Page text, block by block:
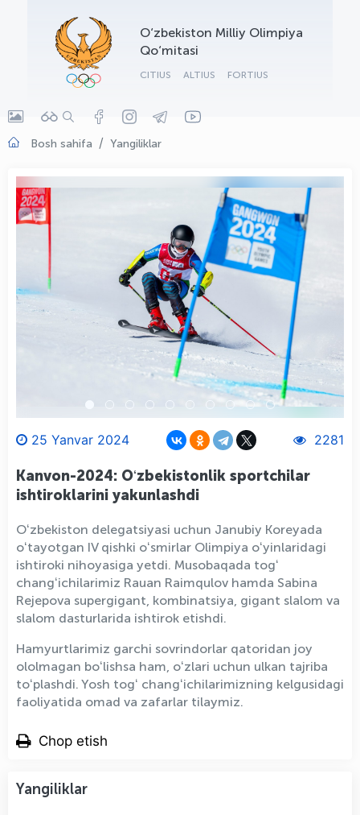
O‘zbekiston Milliy Olimpiya
Qo‘mitasi
CITIUS ALTIUS FORTIUS
Bosh sahifa Yangiliklar
25 Yanvar 2024 2281
Kanvon-2024: Oʻzbekistonlik sportchilar
ishtiroklarini yakunlashdi
Oʻzbekiston delegatsiyasi uchun Janubiy Koreyada
oʻtayotgan IV qishki oʻsmirlar Olimpiya oʻyinlaridagi
ishtiroki nihoyasiga yetdi. Musobaqada togʻ
changʻichilarimiz Rauan Raimqulov hamda Sabina
Rejepova supergigant, kombinatsiya, gigant slalom va
slalom dasturlarida ishtirok etishdi.
Hamyurtlarimiz garchi sovrindorlar qatoridan joy
ololmagan boʻlishsa ham, oʻzlari uchun ulkan tajriba
toʻplashdi. Yosh togʻ changʻichilarimizning kelgusidagi
faoliyatida omad va zafarlar tilaymiz.
Chop etish
Yangiliklar
OLYMPCHIK AI - yordamchi
Onlayn · olympic.uz